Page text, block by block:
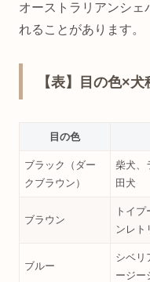
オーストラリアンシェ
れることがあります。
【表】目の色×
目の色
ブラック（ダー
クブラウン）
柴犬、
田犬
ブラウン
トイ
ンレト
ブルー
シベリ
ージー